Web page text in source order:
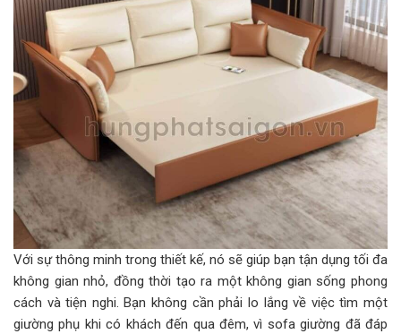
Với sự thông minh trong thiết kế, nó sẽ giúp bạn tận dụng tối đa
không gian nhỏ, đồng thời tạo ra một không gian sống phong
cách và tiện nghi. Bạn không cần phải lo lắng về việc tìm một
giường phụ khi có khách đến qua đêm, vì sofa giường đã đáp